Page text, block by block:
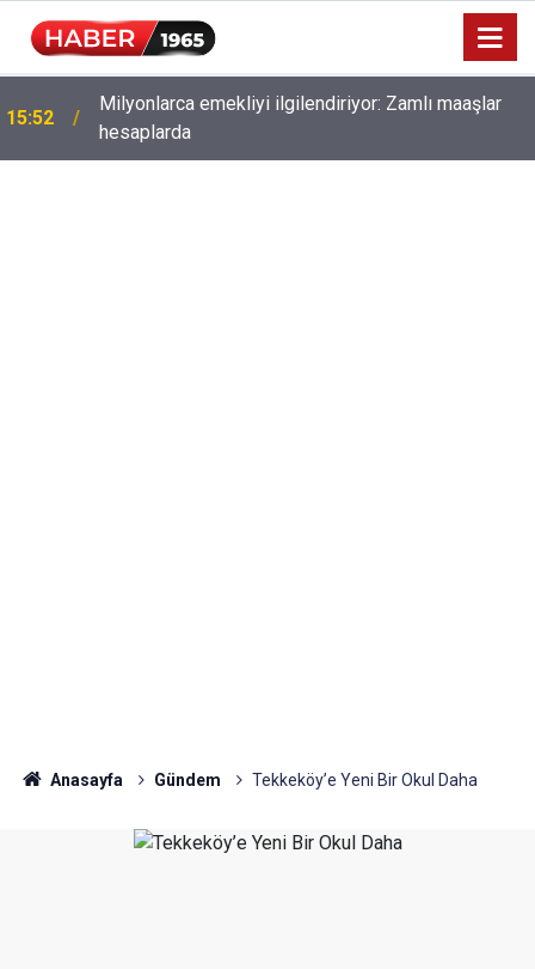
15:52
Milyonlarca emekliyi ilgilendiriyor: Zamlı maaşlar
hesaplarda
Anasayfa Gündem Tekkeköy’e Yeni Bir Okul Daha